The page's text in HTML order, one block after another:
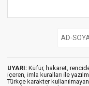
UYARI: Küfür, hakaret,
içeren, imla kuralları ile
Türkçe karakter